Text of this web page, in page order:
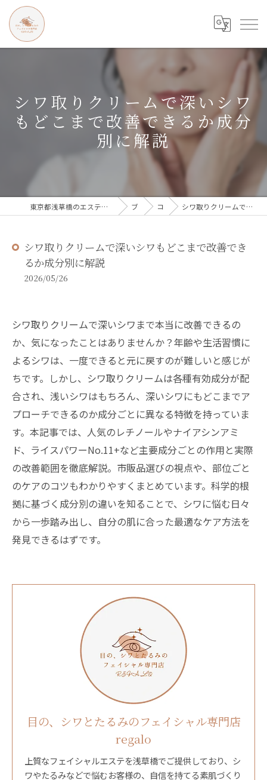
シワ取りクリームで深いシワ
もどこまで改善できるか成分
別に解説
東京都浅草橋のエステなら目の、シワとたるみのフェイシャル専門店 regalo ブログ コラム シワ取りクリームで深いシワもどこまで改善できるか成分別に解説
シワ取りクリームで深いシワもどこまで改善でき
るか成分別に解説
2026/05/26
シワ取りクリームで深いシワまで本当に改善できるの
か、気になったことはありませんか？年齢や生活習慣に
よるシワは、一度できると元に戻すのが難しいと感じが
ちです。しかし、シワ取りクリームは各種有効成分が配
合され、浅いシワはもちろん、深いシワにもどこまでア
プローチできるのか成分ごとに異なる特徴を持っていま
す。本記事では、人気のレチノールやナイアシンアミ
ド、ライスパワーNo.11+など主要成分ごとの作用と実際
の改善範囲を徹底解説。市販品選びの視点や、部位ごと
のケアのコツもわかりやすくまとめています。科学的根
拠に基づく成分別の違いを知ることで、シワに悩む日々
から一歩踏み出し、自分の肌に合った最適なケア方法を
発見できるはずです。
目の、シワとたるみのフェイシャル専門店
regalo
上質なフェイシャルエステを浅草橋でご提供しており、シ
ワやたるみなどで悩むお客様の、自信を持てる素肌づくり